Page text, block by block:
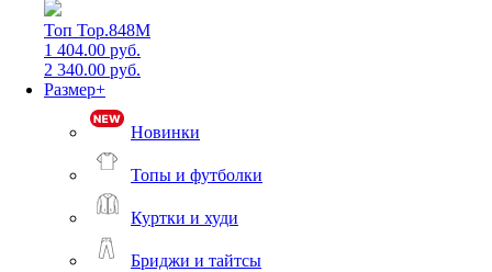
Топ Top.848M
1 404.00 руб.
2 340.00 руб.
Размер+
Новинки
Топы и футболки
Куртки и худи
Бриджи и тайтсы